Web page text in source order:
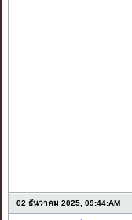
02 ธันวาคม 2025, 09:44:AM